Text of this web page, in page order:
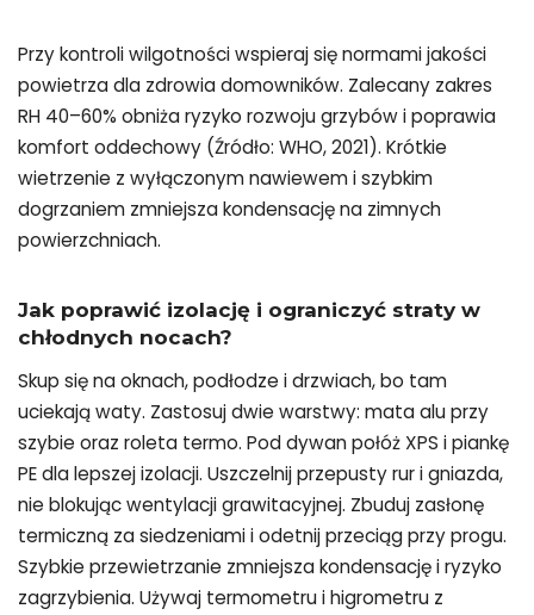
Przy kontroli wilgotności wspieraj się normami jakości
powietrza dla zdrowia domowników. Zalecany zakres
RH 40–60% obniża ryzyko rozwoju grzybów i poprawia
komfort oddechowy (Źródło: WHO, 2021). Krótkie
wietrzenie z wyłączonym nawiewem i szybkim
dogrzaniem zmniejsza kondensację na zimnych
powierzchniach.
Jak poprawić izolację i ograniczyć straty w
chłodnych nocach?
Skup się na oknach, podłodze i drzwiach, bo tam
uciekają waty. Zastosuj dwie warstwy: mata alu przy
szybie oraz roleta termo. Pod dywan połóż XPS i piankę
PE dla lepszej izolacji. Uszczelnij przepusty rur i gniazda,
nie blokując wentylacji grawitacyjnej. Zbuduj zasłonę
termiczną za siedzeniami i odetnij przeciąg przy progu.
Szybkie przewietrzanie zmniejsza kondensację i ryzyko
zagrzybienia. Używaj termometru i higrometru z